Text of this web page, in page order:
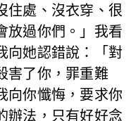
住處、沒衣穿、很
放過你們。」我看
向她認錯說：「對
害了你，罪重難
向你懺悔，要求你
辦法，只有好好念